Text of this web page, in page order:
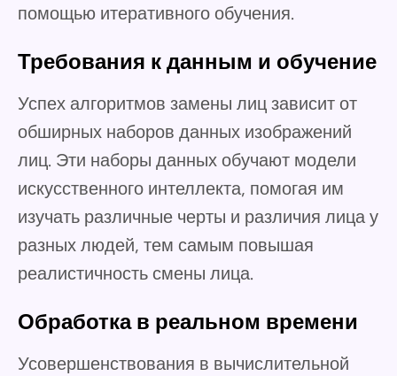
помощью итеративного обучения.
Требования к данным и обучение
Успех алгоритмов замены лиц зависит от
обширных наборов данных изображений
лиц. Эти наборы данных обучают модели
искусственного интеллекта, помогая им
изучать различные черты и различия лица у
разных людей, тем самым повышая
реалистичность смены лица.
Обработка в реальном времени
Усовершенствования в вычислительной